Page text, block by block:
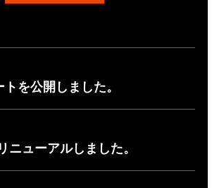
を公開しました。
ニューアルしました。